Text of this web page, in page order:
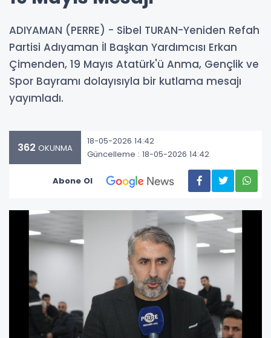
ADIYAMAN (PERRE) - Sibel TURAN-Yeniden Refah
Partisi Adıyaman İl Başkan Yardımcısı Erkan
Çimenden, 19 Mayıs Atatürk'ü Anma, Gençlik ve
Spor Bayramı dolayısıyla bir kutlama mesajı
yayımladı.
362 OKUNMA
18-05-2026 14:42
Güncelleme : 18-05-2026 14:42
Abone Ol